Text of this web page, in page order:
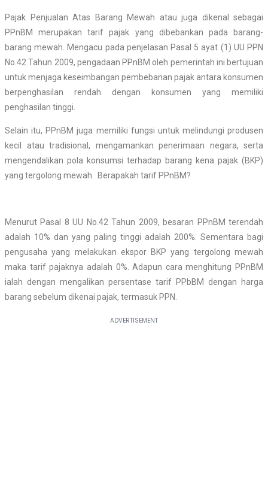
Pajak Penjualan Atas Barang Mewah atau juga dikenal sebagai
PPnBM merupakan tarif pajak yang dibebankan pada barang-
barang mewah. Mengacu pada penjelasan Pasal 5 ayat (1) UU PPN
No.42 Tahun 2009, pengadaan PPnBM oleh pemerintah ini bertujuan
untuk menjaga keseimbangan pembebanan pajak antara konsumen
berpenghasilan rendah dengan konsumen yang memiliki
penghasilan tinggi.
Selain itu, PPnBM juga memiliki fungsi untuk melindungi produsen
kecil atau tradisional, mengamankan penerimaan negara, serta
mengendalikan pola konsumsi terhadap barang kena pajak (BKP)
yang tergolong mewah. Berapakah tarif PPnBM?
Menurut Pasal 8 UU No.42 Tahun 2009, besaran PPnBM terendah
adalah 10% dan yang paling tinggi adalah 200%. Sementara bagi
pengusaha yang melakukan ekspor BKP yang tergolong mewah
maka tarif pajaknya adalah 0%. Adapun cara menghitung PPnBM
ialah dengan mengalikan persentase tarif PPbBM dengan harga
barang sebelum dikenai pajak, termasuk PPN.